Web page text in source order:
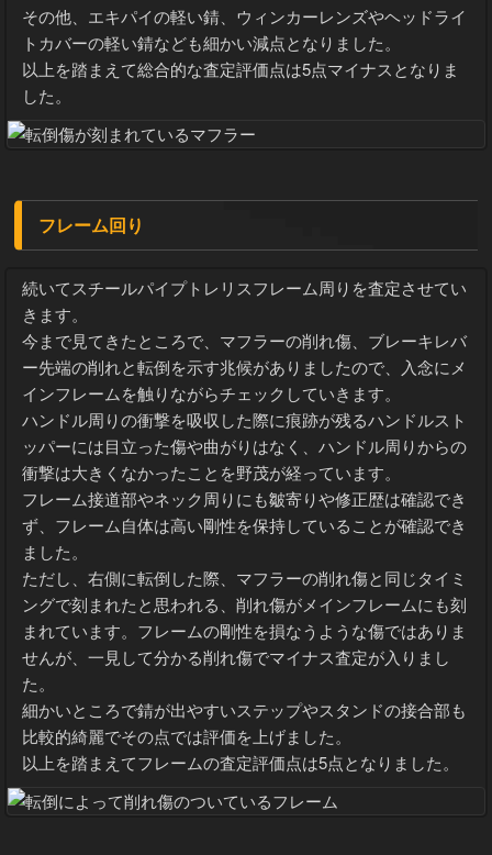
その他、エキパイの軽い錆、ウィンカーレンズやヘッドライ
トカバーの軽い錆なども細かい減点となりました。
以上を踏まえて総合的な査定評価点は5点マイナスとなりま
した。
フレーム回り
続いてスチールパイプトレリスフレーム周りを査定させてい
きます。
今まで見てきたところで、マフラーの削れ傷、ブレーキレバ
ー先端の削れと転倒を示す兆候がありましたので、入念にメ
インフレームを触りながらチェックしていきます。
ハンドル周りの衝撃を吸収した際に痕跡が残るハンドルスト
ッパーには目立った傷や曲がりはなく、ハンドル周りからの
衝撃は大きくなかったことを野茂が経っています。
フレーム接道部やネック周りにも皺寄りや修正歴は確認でき
ず、フレーム自体は高い剛性を保持していることが確認でき
ました。
ただし、右側に転倒した際、マフラーの削れ傷と同じタイミ
ングで刻まれたと思われる、削れ傷がメインフレームにも刻
まれています。フレームの剛性を損なうような傷ではありま
せんが、一見して分かる削れ傷でマイナス査定が入りまし
た。
細かいところで錆が出やすいステップやスタンドの接合部も
比較的綺麗でその点では評価を上げました。
以上を踏まえてフレームの査定評価点は5点となりました。